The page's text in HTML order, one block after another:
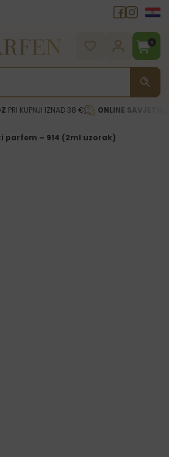
0
PRI KUPNJI IZNAD 38 € ONLINE
parfem – 914 (2ml uzorak)